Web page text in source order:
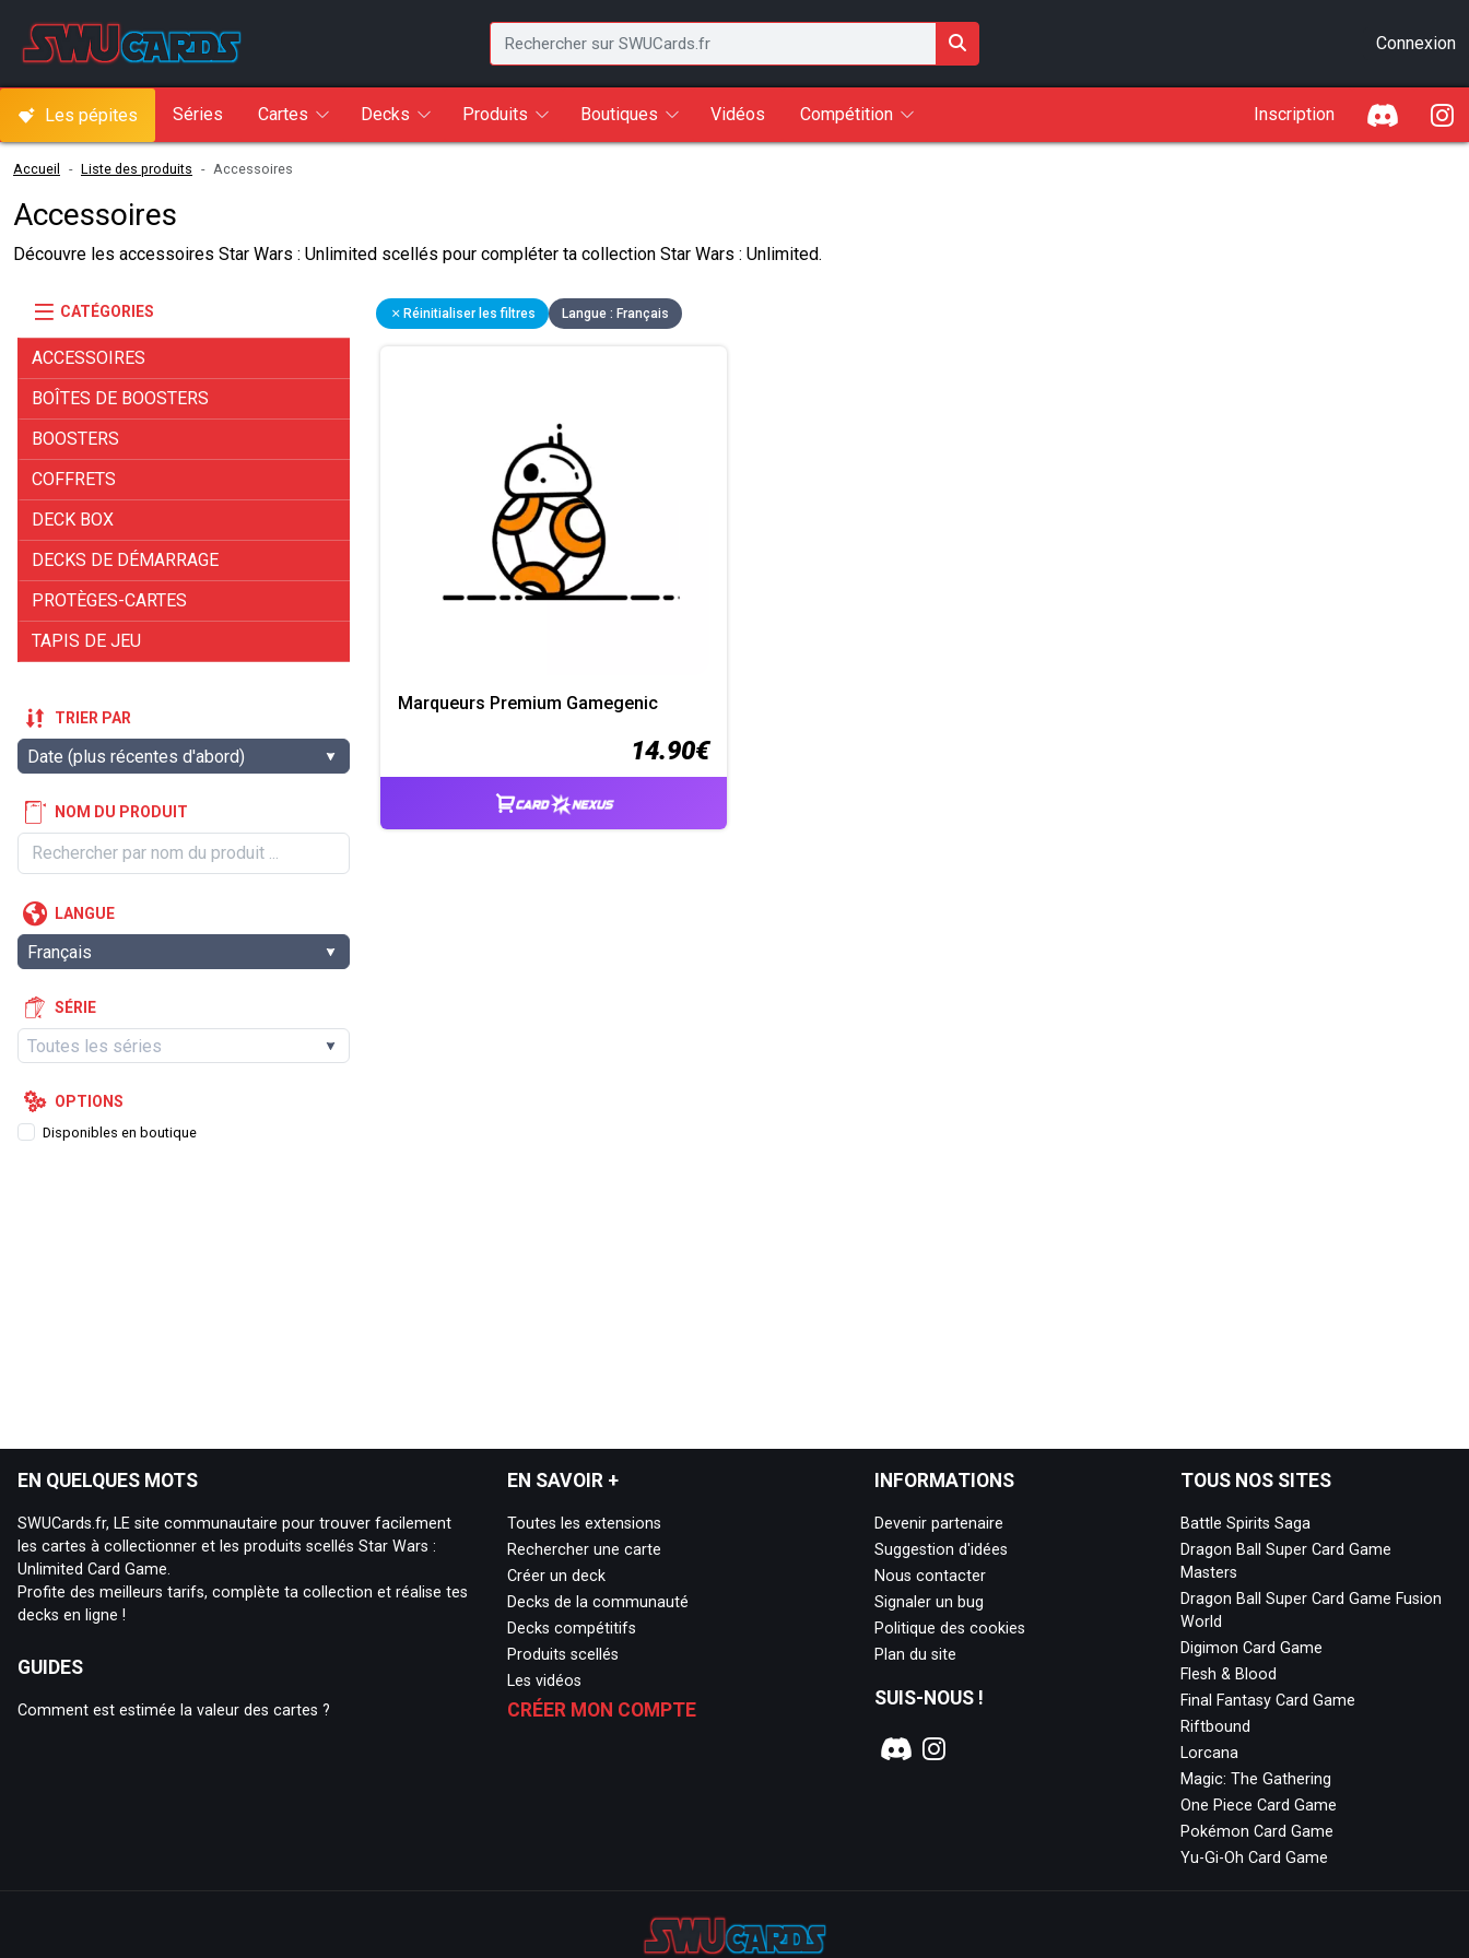
Connexion
Les pépites Séries Cartes Decks Produits Boutiques Vidéos Compétition Inscription
Accueil Liste des produits Accessoires
Accessoires
Découvre les accessoires Star Wars : Unlimited scellés pour compléter ta collection Star Wars : Unlimited.
Filtres et critères de recherche
CATÉGORIES
ACCESSOIRES
BOÎTES DE BOOSTERS
BOOSTERS
COFFRETS
DECK BOX
DECKS DE DÉMARRAGE
PROTÈGES-CARTES
TAPIS DE JEU
TRIER PAR
NOM DU PRODUIT
LANGUE
SÉRIE
OPTIONS
Disponibles en boutique
Résultats de la recherche Réinitialiser les filtres Langue : Français
Marqueurs Premium Gamegenic
14.90€
EN QUELQUES MOTS
SWUCards.fr, LE site communautaire pour trouver facilement
les cartes à collectionner et les produits scellés Star Wars :
Unlimited Card Game.
Profite des meilleurs tarifs, complète ta collection et réalise tes
decks en ligne !
GUIDES
Comment est estimée la valeur des cartes ?
EN SAVOIR +
Toutes les extensions
Rechercher une carte
Créer un deck
Decks de la communauté
Decks compétitifs
Produits scellés
Les vidéos
CRÉER MON COMPTE
INFORMATIONS
Devenir partenaire
Suggestion d'idées
Nous contacter
Signaler un bug
Politique des cookies
Plan du site
SUIS-NOUS !
TOUS NOS SITES
Battle Spirits Saga
Dragon Ball Super Card Game
Masters
Dragon Ball Super Card Game Fusion
World
Digimon Card Game
Flesh & Blood
Final Fantasy Card Game
Riftbound
Lorcana
Magic: The Gathering
One Piece Card Game
Pokémon Card Game
Yu-Gi-Oh Card Game